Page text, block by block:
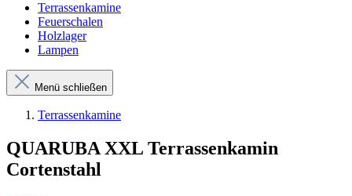
Terrassenkamine
Feuerschalen
Holzlager
Lampen
Menü schließen
Terrassenkamine
QUARUBA XXL Terrassenkamin
Cortenstahl